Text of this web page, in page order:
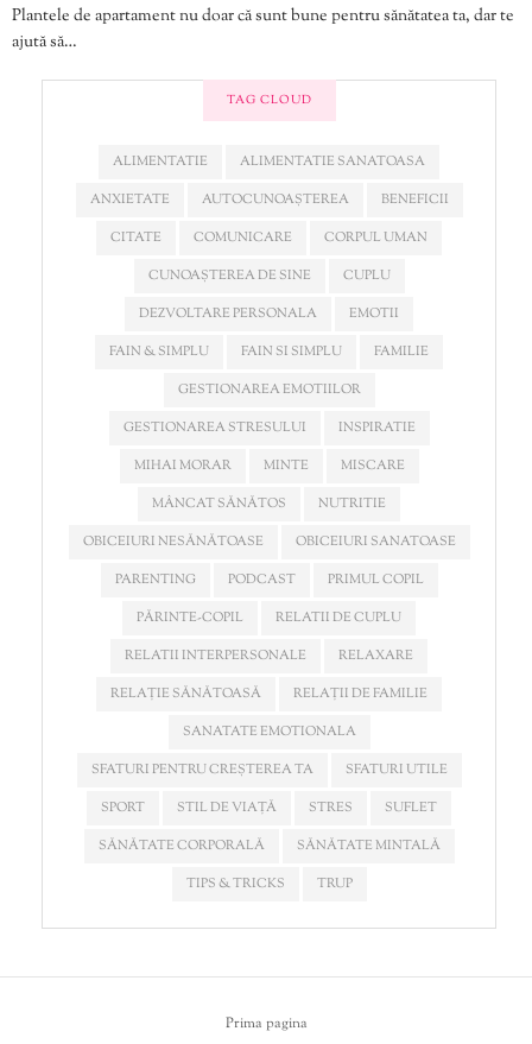
Plantele de apartament nu doar că sunt bune pentru sănătatea ta, dar te
ajută să…
TAG CLOUD
ALIMENTATIE
ALIMENTATIE SANATOASA
ANXIETATE
AUTOCUNOAȘTEREA
BENEFICII
CITATE
COMUNICARE
CORPUL UMAN
CUNOAȘTEREA DE SINE
CUPLU
DEZVOLTARE PERSONALA
EMOTII
FAIN & SIMPLU
FAIN SI SIMPLU
FAMILIE
GESTIONAREA EMOTIILOR
GESTIONAREA STRESULUI
INSPIRATIE
MIHAI MORAR
MINTE
MISCARE
MÂNCAT SĂNĂTOS
NUTRITIE
OBICEIURI NESĂNĂTOASE
OBICEIURI SANATOASE
PARENTING
PODCAST
PRIMUL COPIL
PĂRINTE-COPIL
RELATII DE CUPLU
RELATII INTERPERSONALE
RELAXARE
RELAȚIE SĂNĂTOASĂ
RELAȚII DE FAMILIE
SANATATE EMOTIONALA
SFATURI PENTRU CREȘTEREA TA
SFATURI UTILE
SPORT
STIL DE VIAȚĂ STRES
SUFLET
SĂNĂTATE CORPORALĂ
SĂNĂTATE MINTALĂ
TIPS & TRICKS
TRUP
Prima pagina